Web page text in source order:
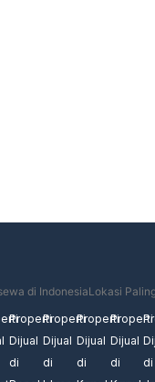
di IndonesiaLokasi
Properti
Dijual
di
Properti
Dijual
di
Properti
Dijual
di
Properti
Dijual
di
di